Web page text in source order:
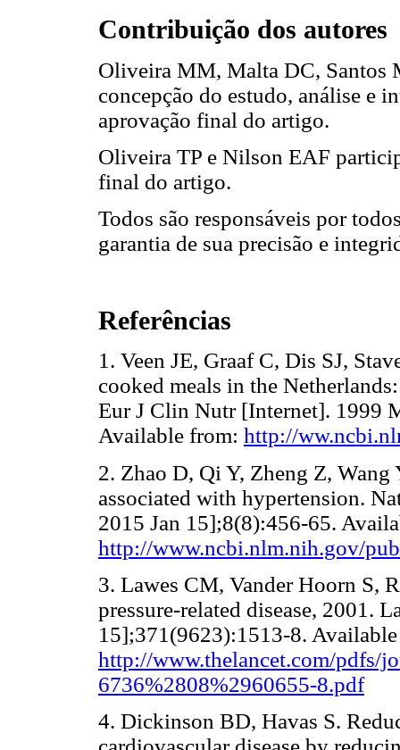
Contribuição dos autores
Oliveira MM, Malta DC, Santos
concepção do estudo, análise e
aprovação final do artigo.
Oliveira TP e Nilson EAF
final do artigo.
Todos são responsáveis por
garantia de sua precisão e
Referências
1. Veen JE, Graaf C, Dis SJ,
cooked meals in the
Eur J Clin Nutr [Internet]. 1999
Available from: http://
2. Zhao D, Qi Y, Zheng Z,
associated with hypertension.
2015 Jan 15];8(8):456-65.
http://www.ncbi.nlm.nih.gov/
3. Lawes CM, Vander Hoorn S,
pressure-related disease, 2001.
15];371(9623):1513-8.
http://www.thelancet.com/pdfs/
6736%2808%2960655-8.pdf
4. Dickinson BD, Havas S.